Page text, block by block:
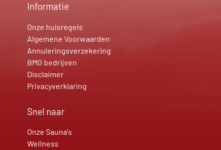
Informatie
Onze huisregels
Algemene Voorwaarden
Annuleringsverzekering
BMG bedrijven
Disclaimer
Privacyverklaring
Snel naar
Onze Sauna's
Wellness